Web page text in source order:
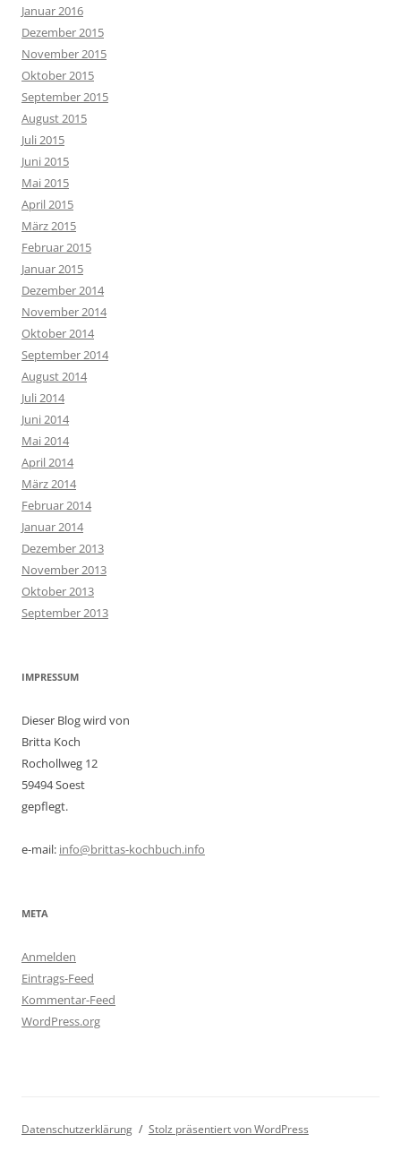
Januar 2016
Dezember 2015
November 2015
Oktober 2015
September 2015
August 2015
Juli 2015
Juni 2015
Mai 2015
April 2015
März 2015
Februar 2015
Januar 2015
Dezember 2014
November 2014
Oktober 2014
September 2014
August 2014
Juli 2014
Juni 2014
Mai 2014
April 2014
März 2014
Februar 2014
Januar 2014
Dezember 2013
November 2013
Oktober 2013
September 2013
IMPRESSUM
Dieser Blog wird von
Britta Koch
Rochollweg 12
59494 Soest
gepflegt.
e-mail: info@brittas-kochbuch.info
META
Anmelden
Eintrags-Feed
Kommentar-Feed
WordPress.org
Datenschutzerklärung Stolz präsentiert von WordPress